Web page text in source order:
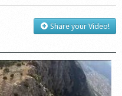
Share your Video!